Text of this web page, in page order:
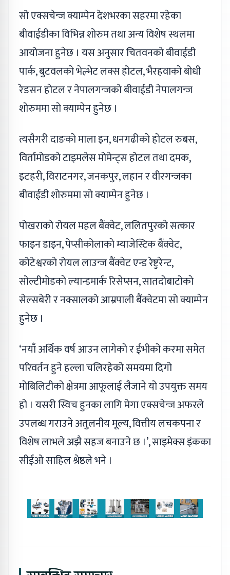
सो एक्सचेन्ज क्याम्पेन देशभरका सहरमा रहेका
बीवाईडीका विभिन्न शोरुम तथा अन्य विशेष स्थलमा
आयोजना हुनेछ । यस अनुसार चितवनकाे बीवाईडी
पार्क, बुटवलकाे भेल्भेट लक्स होटल, भैरहवाकाे बोधी
रेडसन हाेटल र नेपालगन्जकाे बीवाईडी नेपालगन्ज
शोरुममा साे क्याम्पेन हुनेछ ।
त्यसैगरी दाङकाे माला इन, धनगढीकाे होटल रुबस,
विर्तामोडकाे टाइमलेस मोमेन्ट्स होटल तथा दमक,
इटहरी, विराटनगर, जनकपुर, लहान र वीरगन्जका
बीवाईडी शोरुममा साे क्याम्पेन हुनेछ ।
पोखराकाे रोयल महल बैंक्वेट, ललितपुरकाे सत्कार
फाइन डाइन, पेप्सीकोलाकाे म्याजेस्टिक बैंक्वेट,
कोटेश्वरकाे रोयल लाउन्ज बैंक्वेट एन्ड रेष्टुरेन्ट,
सोल्टीमोडकाे ल्यान्डमार्क रिसेप्सन, सातदोबाटोकाे
सेल्सबेरी र नक्सालकाे आम्रपाली बैंक्वेटमा साे क्याम्पेन
हुनेछ ।
‘नयाँ अर्थिक वर्ष आउन लागेको र ईभीको करमा समेत
परिवर्तन हुने हल्ला चलिरहेको समयमा दिगो
मोबिलिटीको क्षेत्रमा आफूलाई लैजाने यो उपयुक्त समय
हो । यसरी स्विच हुनका लागि मेगा एक्सचेन्ज अफरले
उपलब्ध गराउने अतुलनीय मूल्य, वित्तीय लचकपना र
विशेष लाभले अझै सहज बनाउने छ ।’, साइमेक्स इंकका
सीईओ साहिल श्रेष्ठले भने ।